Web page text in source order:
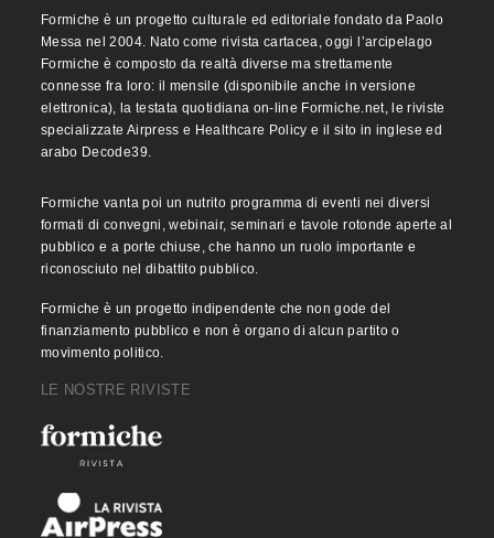
Formiche è un progetto culturale ed editoriale fondato da Paolo
Messa nel 2004. Nato come rivista cartacea, oggi l’arcipelago
Formiche è composto da realtà diverse ma strettamente
connesse fra loro: il mensile (disponibile anche in versione
elettronica), la testata quotidiana on-line Formiche.net, le riviste
specializzate Airpress e Healthcare Policy e il sito in inglese ed
arabo Decode39.
Formiche vanta poi un nutrito programma di eventi nei diversi
formati di convegni, webinair, seminari e tavole rotonde aperte al
pubblico e a porte chiuse, che hanno un ruolo importante e
riconosciuto nel dibattito pubblico.
Formiche è un progetto indipendente che non gode del
finanziamento pubblico e non è organo di alcun partito o
movimento politico.
LE NOSTRE RIVISTE